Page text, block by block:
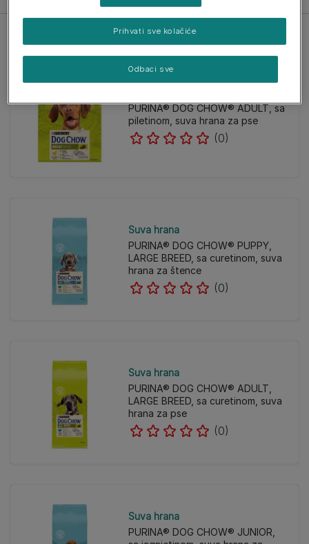
PURINA® DOG CHOW® ADULT, sa
piletinom, suva hrana za pse
(0)
Suva hrana
PURINA® DOG CHOW® PUPPY,
LARGE BREED, sa curetinom, suva
hrana za štence
(0)
Suva hrana
PURINA® DOG CHOW® ADULT,
LARGE BREED, sa curetinom, suva
hrana za pse
(0)
Suva hrana
PURINA® DOG CHOW® JUNIOR,
Odbaci sve
Prihvati sve kolačiće